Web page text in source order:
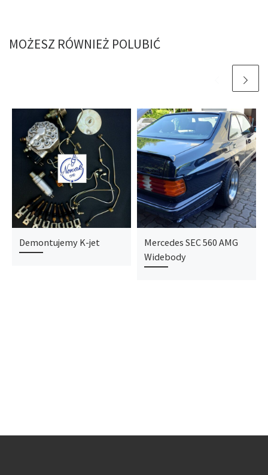
MOŻESZ RÓWNIEŻ POLUBIĆ
Demontujemy K-jet
Mercedes SEC 560 AMG
Widebody